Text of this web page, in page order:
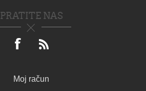
PRATITE NAS
Moj račun